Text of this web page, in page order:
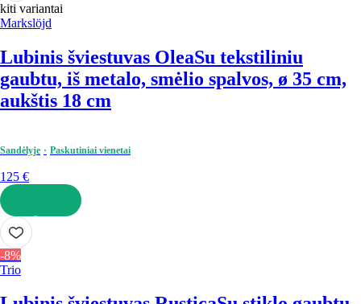
kiti variantai
Markslöjd
Lubinis šviestuvas OleaSu tekstiliniu
gaubtu, iš metalo, smėlio spalvos, ø 35 cm,
aukštis 18 cm
Sandėlyje Paskutiniai vienetai
125 €
Į KREPŠELĮ
-8%
Trio